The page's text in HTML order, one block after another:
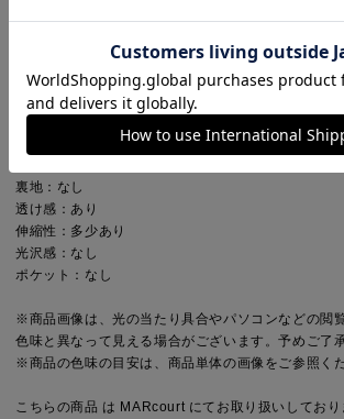
袖丈：長袖
デザイン：無地
ネック：その他
裏地：なし
透け感：あり
伸縮性：多少あり
光沢感：なし
ポケット：なし
※商品画像は、光の当たり具合やパソコンなどの閲
色味と異なって見える場合がございます。予めご了
※商品の色味の目安は、商品単体の画像をご参照くだ
こちらの商品 は MARcourt にてお取り扱いしており